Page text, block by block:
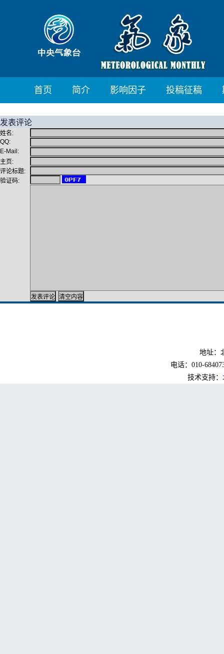
首页 简介 影响因子 投稿征稿
发表评论
姓名:
QQ:
E-Mail:
主页:
评论标题:
验证码:
地址：
电话：010-
技术支持：